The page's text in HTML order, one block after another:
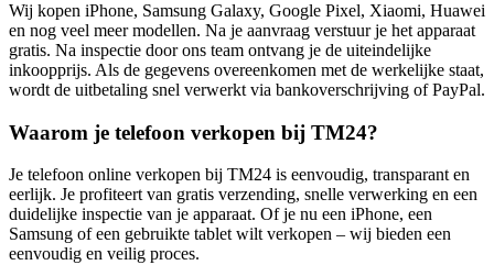
Wij kopen iPhone, Samsung Galaxy, Google Pixel, Xiaomi, Huawei
en nog veel meer modellen. Na je aanvraag verstuur je het apparaat
gratis. Na inspectie door ons team ontvang je de uiteindelijke
inkoopprijs. Als de gegevens overeenkomen met de werkelijke staat,
wordt de uitbetaling snel verwerkt via bankoverschrijving of PayPal.
Waarom je telefoon verkopen bij TM24?
Je telefoon online verkopen bij TM24 is eenvoudig, transparant en
eerlijk. Je profiteert van gratis verzending, snelle verwerking en een
duidelijke inspectie van je apparaat. Of je nu een iPhone, een
Samsung of een gebruikte tablet wilt verkopen – wij bieden een
eenvoudig en veilig proces.